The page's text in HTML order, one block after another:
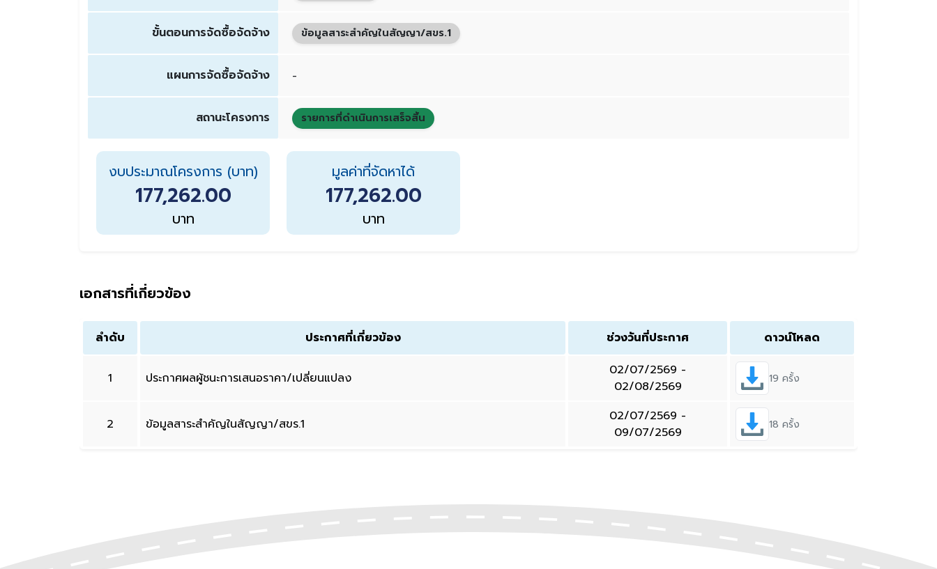
ขั้นตอนการจัดซื้อจัดจ้าง ข้อมูลสาระสำคัญในสัญญา/สขร.1
แผนการจัดซื้อจัดจ้าง -
สถานะโครงการ รายการที่ดำเนินการเสร็จสิ้น
งบประมาณโครงการ (บาท)
177,262.00
บาท
มูลค่าที่จัดหาได้
177,262.00
บาท
เอกสารที่เกี่ยวข้อง
ลำดับ ประกาศที่เกี่ยวข้อง ช่วงวันที่ประกาศ ดาวน์โหลด
1 ประกาศผลผู้ชนะการเสนอราคา/เปลี่ยนแปลง
02/07/2569 -
02/08/2569
19 ครั้ง
2 ข้อมูลสาระสำคัญในสัญญา/สขร.1
02/07/2569 -
09/07/2569
18 ครั้ง